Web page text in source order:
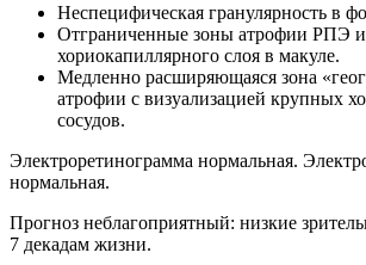
Неспецифическая гранулярность в
Отграниченные зоны атрофии РПЭ
хориокапиллярного слоя в макуле.
Медленно расширяющаяся зона
атрофии с визуализацией крупных
сосудов.
Электроретинограмма нормальная.
нормальная.
Прогноз неблагоприятный: низкие
7 декадам жизни.